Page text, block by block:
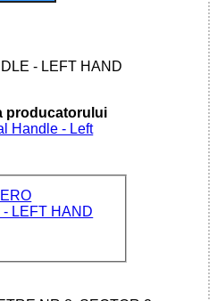
- LEFT HAND
producatorului
Handle - Left